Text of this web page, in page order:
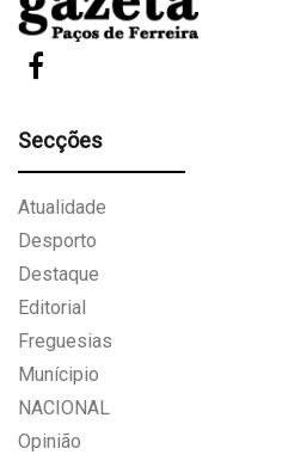
Secções
Atualidade
Desporto
Destaque
Editorial
Freguesias
Munícipio
NACIONAL
Opinião